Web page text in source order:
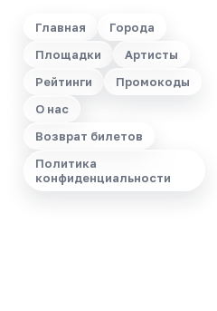
Главная
Города
Площадки
Артисты
Рейтинги
Промокоды
О нас
Возврат билетов
Политика
конфиденциальности